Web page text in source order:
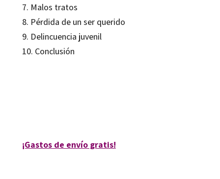
7. Malos tratos
8. Pérdida de un ser querido
9. Delincuencia juvenil
10. Conclusión
¡Gastos de envío gratis!